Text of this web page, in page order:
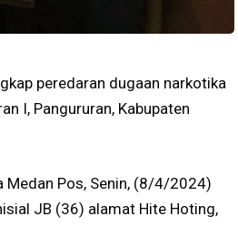
peredaran dugaan narkotika
I, Pangururan, Kabupaten
Medan Pos, Senin, (8/4/2024)
JB (36) alamat Hite Hoting,